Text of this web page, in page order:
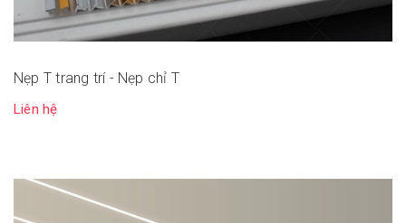
Nẹp T trang trí - Nẹp chỉ T
Liên hệ